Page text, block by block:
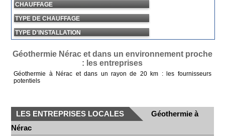
CHAUFFAGE
TYPE DE CHAUFFAGE
TYPE D'INSTALLATION
Géothermie Nérac et dans un environnement proche
: les entreprises
Géothermie à Nérac et dans un rayon de 20 km : les fournisseurs
potentiels
LES ENTREPRISES LOCALES
Géothermie à
Nérac